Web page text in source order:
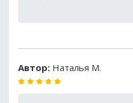
Автор: Наталья М.